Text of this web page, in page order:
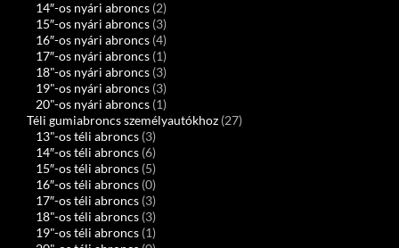
14″-os nyári abroncs (2)
15″-os nyári abroncs (3)
16″-os nyári abroncs (4)
17″-os nyári abroncs (1)
18"-os nyári abroncs (3)
19"-os nyári abroncs (3)
20"-os nyári abroncs (1)
Téli gumiabroncs személyautókhoz (27)
13"-os téli abroncs (3)
14″-os téli abroncs (6)
15″-os téli abroncs (5)
16″-os téli abroncs (0)
17″-os téli abroncs (3)
18"-os téli abroncs (3)
19"-os téli abroncs (1)